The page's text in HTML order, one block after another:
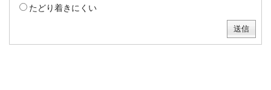
たどり着きにくい